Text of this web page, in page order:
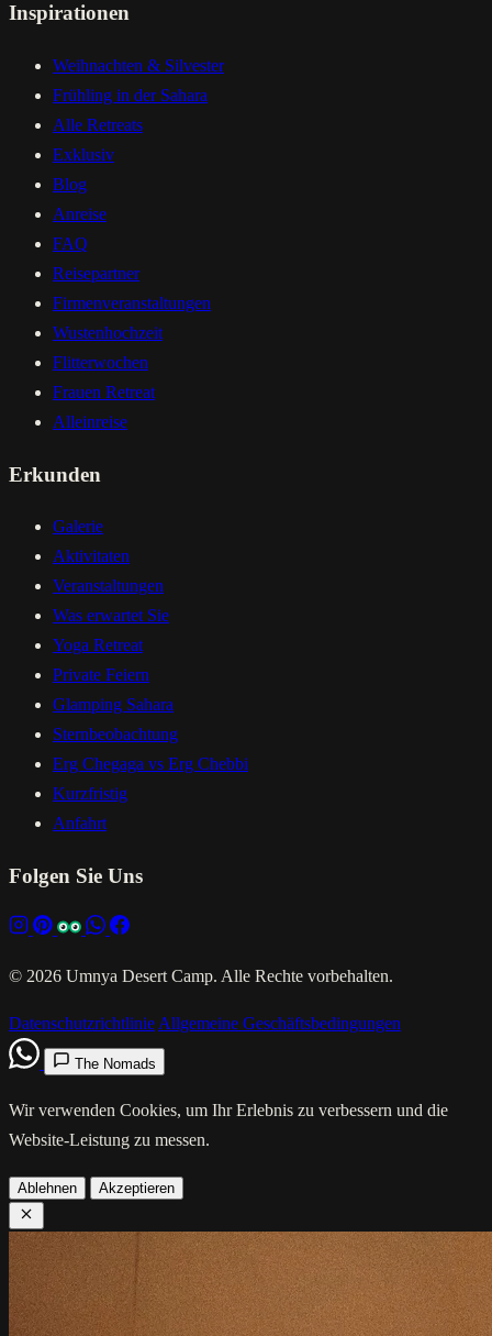
Inspirationen
Weihnachten & Silvester
Frühling in der Sahara
Alle Retreats
Exklusiv
Blog
Anreise
FAQ
Reisepartner
Firmenveranstaltungen
Wustenhochzeit
Flitterwochen
Frauen Retreat
Alleinreise
Erkunden
Galerie
Aktivitaten
Veranstaltungen
Was erwartet Sie
Yoga Retreat
Private Feiern
Glamping Sahara
Sternbeobachtung
Erg Chegaga vs Erg Chebbi
Kurzfristig
Anfahrt
Folgen Sie Uns
© 2026 Umnya Desert Camp. Alle Rechte vorbehalten.
Datenschutzrichtlinie Allgemeine Geschäftsbedingungen
The Nomads
Wir verwenden Cookies, um Ihr Erlebnis zu verbessern und die
Website-Leistung zu messen.
Ablehnen Akzeptieren